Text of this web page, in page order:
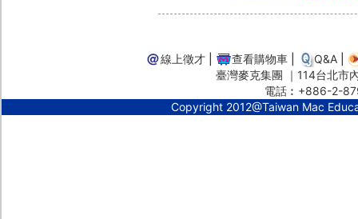
線上徵才 查看購物車 Q&A
臺灣麥克集團 ｜114台北
電話︰+886-2-
Copyright 2012@Taiwan Mac